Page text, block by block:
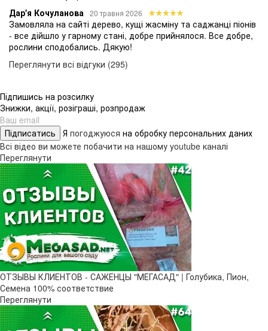
Дар'я Кочуланова 20 травня 2026
Замовляла на сайті дерево, кущі жасміну та саджанці піонів
- все дійшло у гарному стані, добре прийнялося. Все добре,
рослини сподобались. Дякую!
Переглянути всі відгуки (295)
Підпишись на розсилку
Знижки, акції, розіграші, розпродаж
Підписатись Я погоджуюся на обробку персональних даних
Всі відео ви можете побачити на нашому youtube каналі
Переглянути
ОТЗЫВЫ КЛИЕНТОВ - САЖЕНЦЫ "МЕГАСАД" | Голубика, Пион,
Семена 100% соответствие
Переглянути